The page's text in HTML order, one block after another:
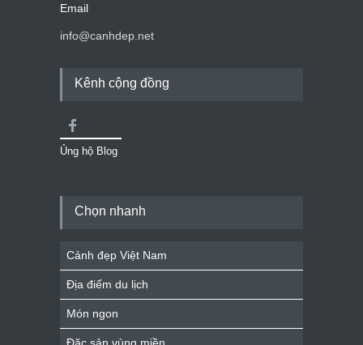
Email
info@canhdep.net
Kênh cộng đồng
Ủng hộ Blog
Chọn nhanh
Cảnh đẹp Việt Nam
Địa điểm du lịch
Món ngon
Đặc sản vùng miền